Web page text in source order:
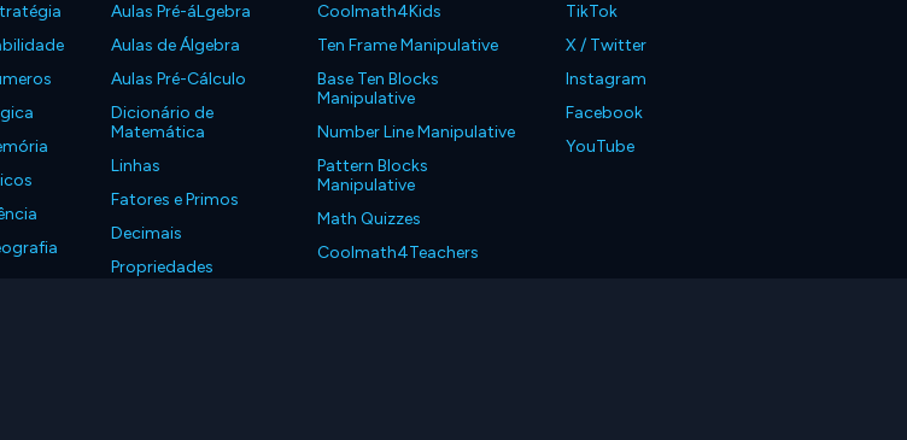
Aulas Pré-áLgebra
Aulas de Álgebra
Aulas Pré-Cálculo
Dicionário de
Matemática
Linhas
Fatores e Primos
Decimais
Propriedades
Coolmath4Kids
Ten Frame Manipulative
Base Ten Blocks
Manipulative
Number Line Manipulative
Pattern Blocks
Manipulative
Math Quizzes
Coolmath4Teachers
TikTok
X / Twitter
Instagram
Facebook
YouTube